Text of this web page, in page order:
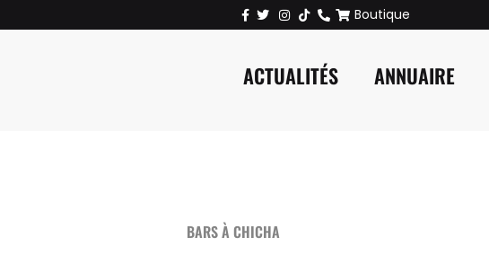
Boutique
ACTUALITÉS ANNUAIRE
BARS À CHICHA